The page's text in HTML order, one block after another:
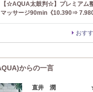
【☆AQUA太鼓判☆】プレミアム
マッサージ90min《10.390⇒ 7.980
おす
からの一言
直井 潤 ☆揉み